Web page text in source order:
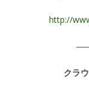
http://
クラ